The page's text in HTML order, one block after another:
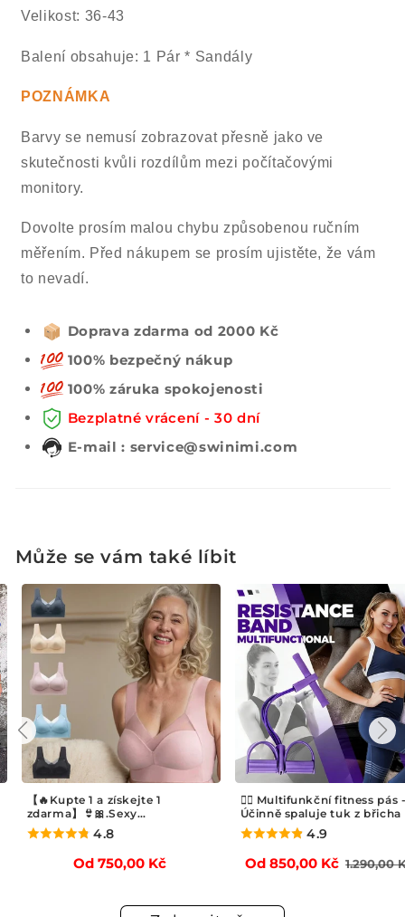
Velikost: 36-43
Balení obsahuje: 1 Pár * Sandály
POZNÁMKA
Barvy se nemusí zobrazovat přesně jako ve
skutečnosti kvůli rozdílům mezi počítačovými
monitory.
Dovolte prosím malou chybu způsobenou ručním
měřením. Před nákupem se prosím ujistěte, že vám
to nevadí.
Doprava zdarma od 2000 Kč
100% bezpečný nákup
100% záruka spokojenosti
Bezplatné vrácení - 30 dní
E-mail : service@swinimi.com
Může se vám také líbit
🏃‍♂️ Multifunkční fitness pás - 🔥
Účinně spaluje tuk z břicha
4.9
Od 850,00 KčBěžná
1.290,00 Kč
Výprodejová
🎉Univerzální automatický
pilník na nehty pro
děti
4.9
Od 790,00 Kč